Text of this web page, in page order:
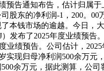
预告通知布告，估计归属
股东的净利润-1，200。
本钱市场的逾越。今日
布了2025年度业绩预告
业绩预告。公司估计，
实现归母净利润500余万
余万元，据此测算，公